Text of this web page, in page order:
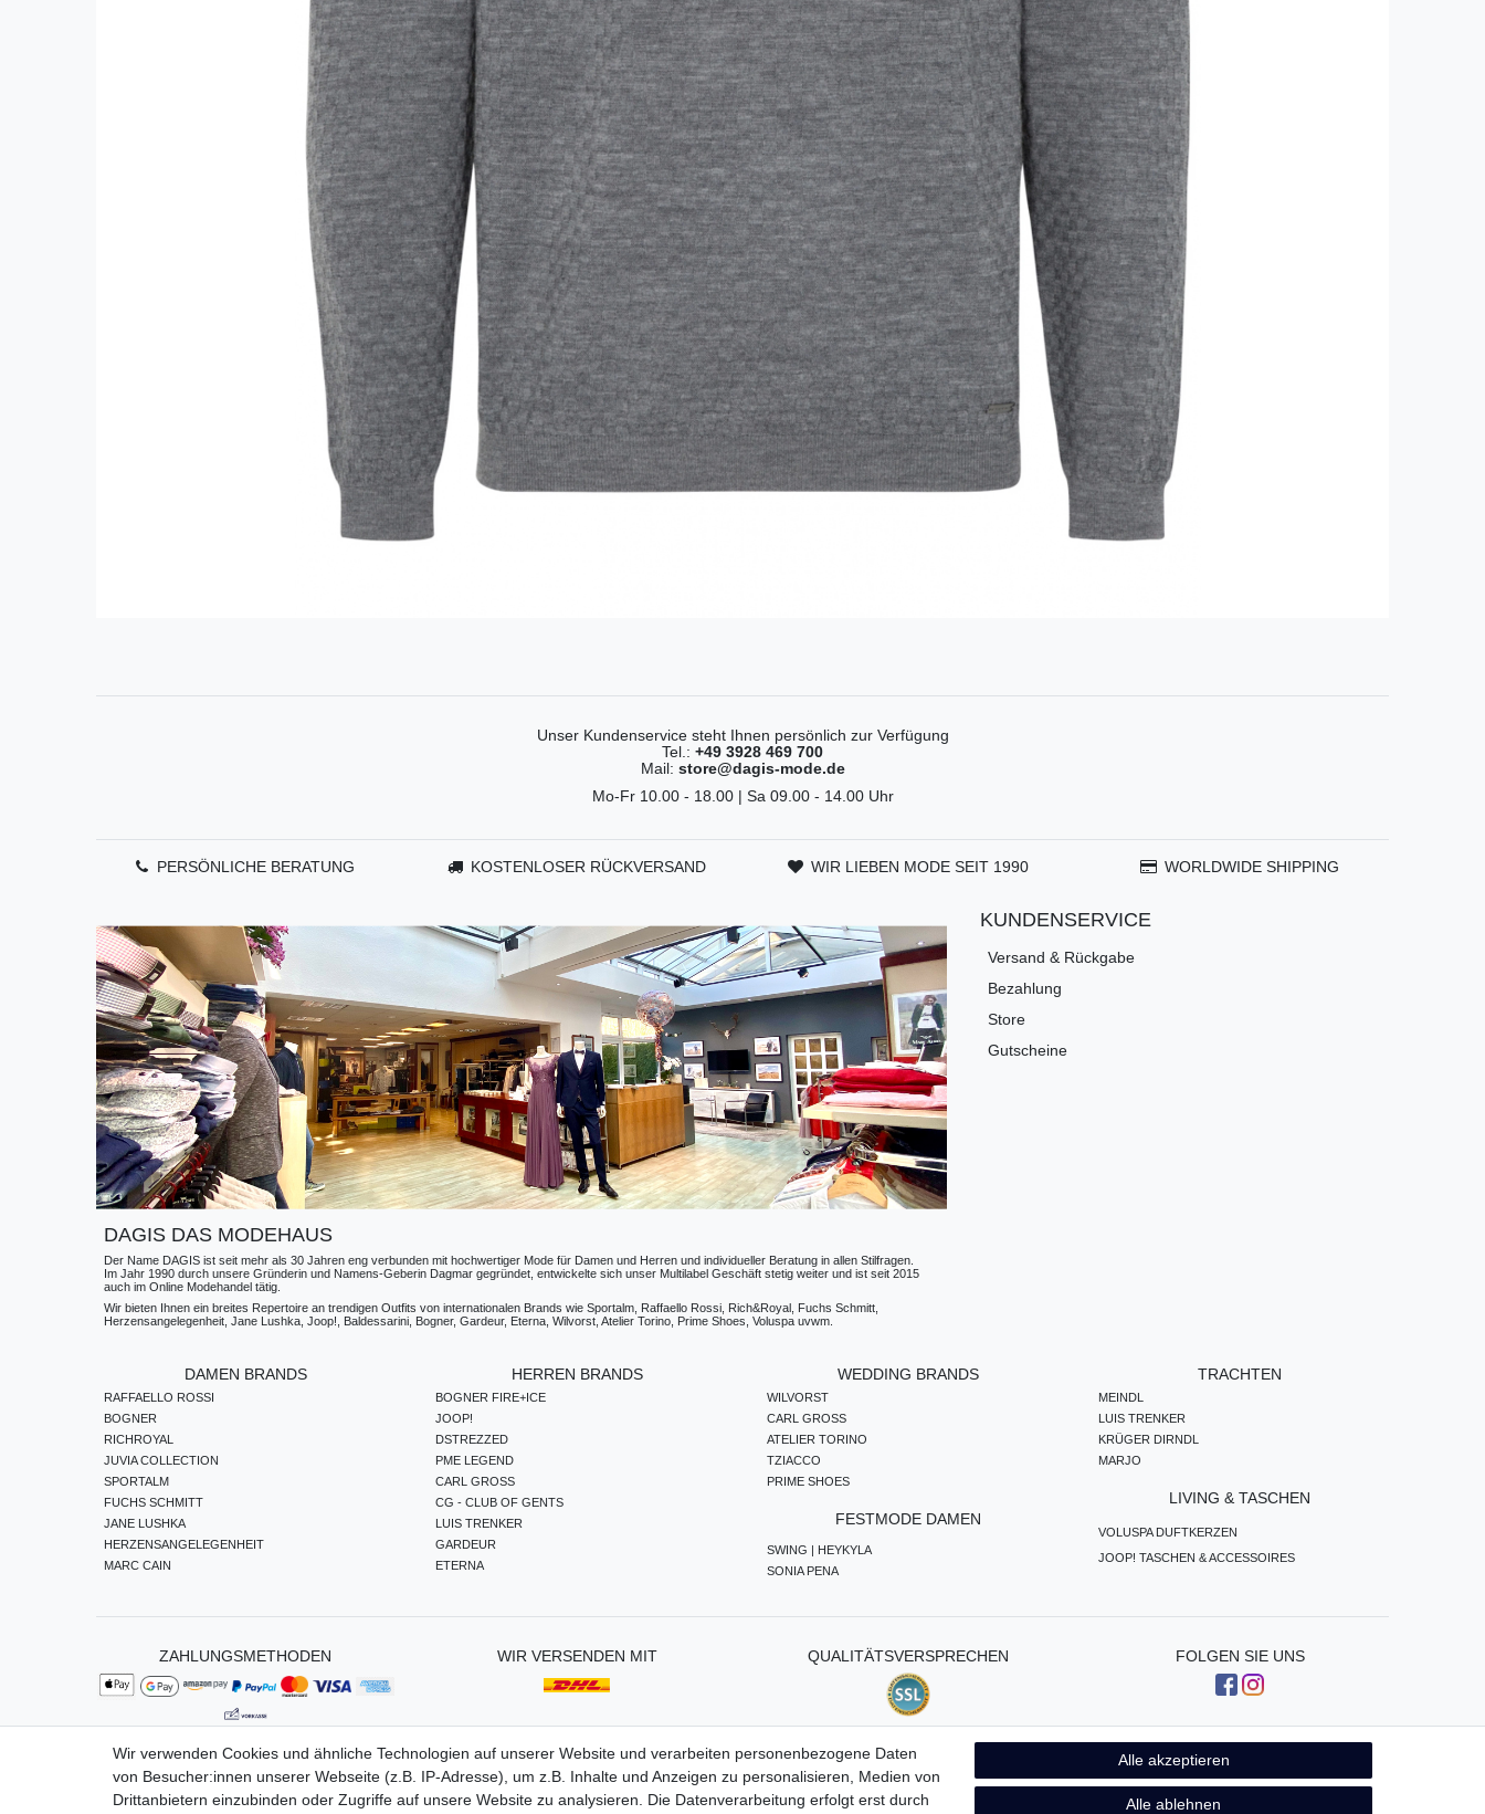
Unser Kundenservice steht Ihnen persönlich zur Verfügung
Tel.: +49 3928 469 700
Mail: store@dagis-mode.de
Mo-Fr 10.00 - 18.00 | Sa 09.00 - 14.00 Uhr
PERSÖNLICHE BERATUNG KOSTENLOSER RÜCKVERSAND WIR LIEBEN MODE SEIT 1990 WORLDWIDE SHIPPING
DAGIS DAS MODEHAUS
Der Name DAGIS ist seit mehr als 30 Jahren eng verbunden mit hochwertiger Mode für Damen und Herren und individueller Beratung in allen Stilfragen.
Im Jahr 1990 durch unsere Gründerin und Namens-Geberin Dagmar gegründet, entwickelte sich unser Multilabel Geschäft stetig weiter und ist seit 2015
auch im Online Modehandel tätig.
Wir bieten Ihnen ein breites Repertoire an trendigen Outfits von internationalen Brands wie Sportalm, Raffaello Rossi, Rich&Royal, Fuchs Schmitt,
Herzensangelegenheit, Jane Lushka, Joop!, Baldessarini, Bogner, Gardeur, Eterna, Wilvorst, Atelier Torino, Prime Shoes, Voluspa uvwm.
KUNDENSERVICE
Versand & Rückgabe
Bezahlung
Store
Gutscheine
DAMEN BRANDS
RAFFAELLO ROSSI
BOGNER
RICHROYAL
JUVIA COLLECTION
SPORTALM
FUCHS SCHMITT
JANE LUSHKA
HERZENSANGELEGENHEIT
MARC CAIN
HERREN BRANDS
BOGNER FIRE+ICE
JOOP!
DSTREZZED
PME LEGEND
CARL GROSS
CG - CLUB OF GENTS
LUIS TRENKER
GARDEUR
ETERNA
WEDDING BRANDS
WILVORST
CARL GROSS
ATELIER TORINO
TZIACCO
PRIME SHOES
FESTMODE DAMEN
SWING | HEYKYLA
SONIA PENA
TRACHTEN
MEINDL
LUIS TRENKER
KRÜGER DIRNDL
MARJO
LIVING & TASCHEN
VOLUSPA DUFTKERZEN
JOOP! TASCHEN & ACCESSOIRES
ZAHLUNGSMETHODEN WIR VERSENDEN MIT QUALITÄTSVERSPRECHEN FOLGEN SIE UNS
Impressum Daten­schutz­erklärung AGB Widerrufs­recht Vertrag widerrufen
Wir verwenden Cookies und ähnliche Technologien auf unserer Website und verarbeiten personenbezogene Daten
von Besucher:innen unserer Webseite (z.B. IP-Adresse), um z.B. Inhalte und Anzeigen zu personalisieren, Medien von
Drittanbietern einzubinden oder Zugriffe auf unsere Website zu analysieren. Die Datenverarbeitung erfolgt erst durch
Alle akzeptieren
Alle ablehnen